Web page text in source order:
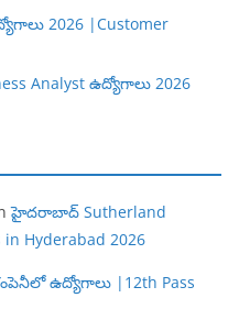
2026 |Customer
Analyst ఉద్యోగాలు 2026
హైదరాబాద్ Sutherland
Hyderabad 2026
ఉద్యోగాలు |12th Pass